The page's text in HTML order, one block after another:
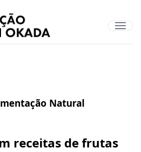
Natural
receitas de frutas